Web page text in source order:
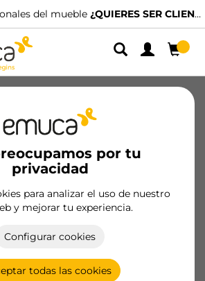
del mueble ¿QUIERES SER CLIENTE?
por tu
privacidad
para analizar el uso de nuestro
y mejorar tu experiencia.
Configurar cookies
todas las cookies
Sostenibilidad
Para Profesionales
y reconocimientos
disposición de las partes interesadas,
la protección de la Ley 2/2023, un